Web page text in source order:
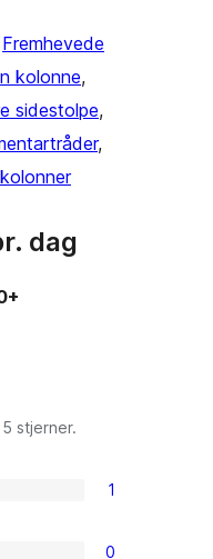
Fremhevede
kolonne
sidestolpe
dag
stjerner.
1
0